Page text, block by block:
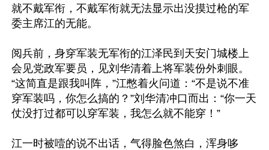
就不戴军衔，不戴军衔就无法显示出没摸过枪的军
委主席江的无能。
阅兵前，身穿军装无军衔的江泽民到天安门城楼上
会见党政军要员，见刘华清着上将军装份外刺眼。
“这简直是跟我叫阵，”江憋着火问道：“不是说不准
穿军装吗，你怎么搞的？”刘华清冲口而出：“你一天
仗没打过都可以穿军装，我怎么就不能穿！”
江一时被噎的说不出话，气得脸色煞白，浑身哆